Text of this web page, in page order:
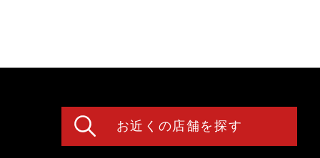
お近くの店舗を探す